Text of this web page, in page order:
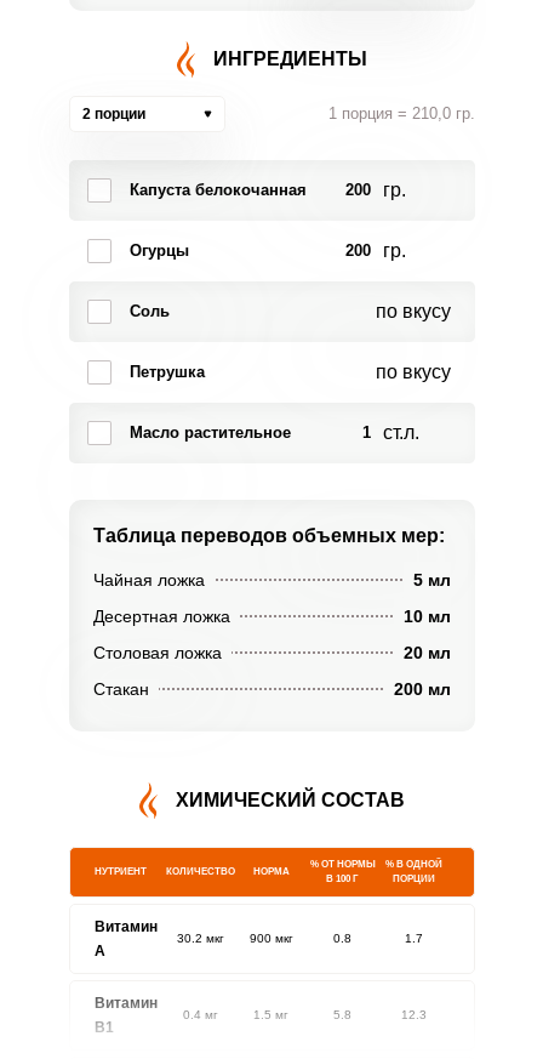
ИНГРЕДИЕНТЫ
2 порции 1 порция = 210,0 гр.
Капуста белокочанная 200 гр.
Огурцы 200 гр.
Соль по вкусу
Петрушка по вкусу
Масло растительное 1 ст.л.
Таблица переводов объемных мер:
Чайная ложка
5 мл
Десертная ложка
10 мл
Столовая ложка
20 мл
Стакан
200 мл
ХИМИЧЕСКИЙ СОСТАВ
НУТРИЕНТ КОЛИЧЕСТВО НОРМА
% ОТ НОРМЫ
В 100 Г
% В ОДНОЙ
ПОРЦИИ
Витамин
A
30.2 мкг 900 мкг 0.8 1.7
Витамин
В1
0.4 мг 1.5 мг 5.8 12.3